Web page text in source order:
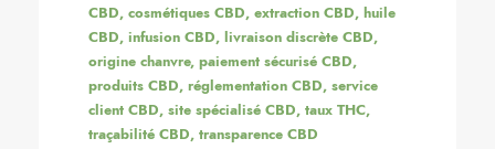
CBD, cosmétiques CBD, extraction CBD, huile
CBD, infusion CBD, livraison discrète CBD,
origine chanvre, paiement sécurisé CBD,
produits CBD, réglementation CBD, service
client CBD, site spécialisé CBD, taux THC,
traçabilité CBD, transparence CBD